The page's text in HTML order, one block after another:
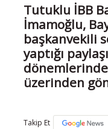
Tutuklu İBB
İmamoğlu,
başkanvekili
yaptığı
üzerinden
Takip Et